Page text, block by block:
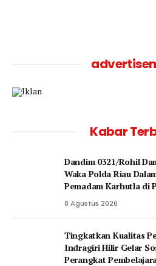
Kabar
Dandim 0321/Rohil
Waka Polda Riau
Pemadam Karhutla di
8 Agustus 2026
Tingkatkan Kualitas
Indragiri Hilir Gelar
Perangkat